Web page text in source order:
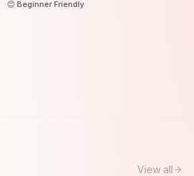
😊 Beginner Friendly
View all